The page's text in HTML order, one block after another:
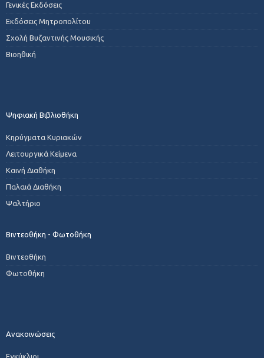
Γενικές Εκδόσεις
Εκδόσεις Μητροπολίτου
Σχολή Βυζαντινής Μουσικής
Βιοηθική
Ψηφιακή Βιβλιοθήκη
Κηρύγματα Κυριακών
Λειτουργικά Κείμενα
Καινή Διαθήκη
Παλαιά Διαθήκη
Ψαλτήριο
Βιντεοθήκη - Φωτοθήκη
Βιντεοθήκη
Φωτοθήκη
Ανακοινώσεις